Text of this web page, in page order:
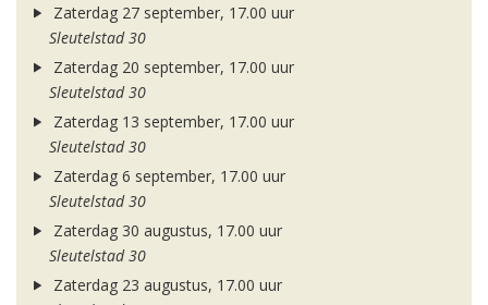
Zaterdag 27 september, 17.00 uur
Sleutelstad 30
Zaterdag 20 september, 17.00 uur
Sleutelstad 30
Zaterdag 13 september, 17.00 uur
Sleutelstad 30
Zaterdag 6 september, 17.00 uur
Sleutelstad 30
Zaterdag 30 augustus, 17.00 uur
Sleutelstad 30
Zaterdag 23 augustus, 17.00 uur